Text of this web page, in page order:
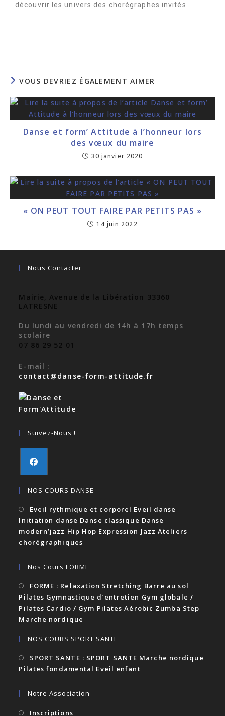
découvrir les univers des chorégraphes invités.
VOUS DEVRIEZ ÉGALEMENT AIMER
Danse et form’ Attitude à l’honneur lors
des vœux du maire
30 janvier 2020
« ON PEUT TOUT FAIRE PAR PETITS PAS »
14 juin 2022
Nous Contacter
Mairie, Avenue de la Libération 33360
LATRESNE
Du lundi au vendredi de 14h à 17h temps
scolaire
07 86 29 52 01
E-mail :
contact@danse-form-attitude.fr
Suivez-Nous !
NOS COURS DANSE
Eveil rythmique et corporel Eveil danse
Initiation danse Danse classique Danse
modern’jazz Hip Hop Expression Jazz Ateliers
chorégraphiques
Nos Cours FORME
FORME : Relaxation Stretching Barre au sol
Pilates Gymnastique d’entretien Gym globale /
Pilates Cardio / Gym Pilates Aérobic Zumba Step
Marche nordique
NOS COURS SPORT SANTE
SPORT SANTE : SPORT SANTE Marche nordique
Pilates fondamental Eveil enfant
Notre Association
Inscriptions